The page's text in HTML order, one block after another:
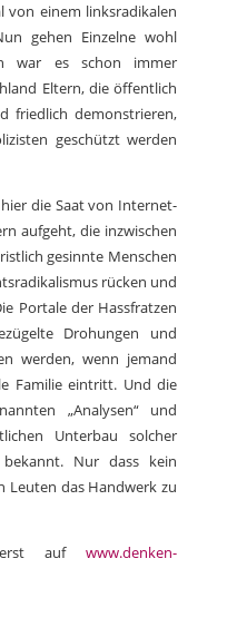
von einem linksradikalen
gehen Einzelne wohl
war es schon immer
Eltern, die öffentlich
friedlich demonstrieren,
geschützt werden
die Saat von Internet-
aufgeht, die inzwischen
gesinnte Menschen
rücken und
Portale der Hassfratzen
Drohungen und
werden, wenn jemand
Familie eintritt. Und die
„Analysen“ und
Unterbau solcher
Nur dass kein
Leuten das Handwerk zu
aufwww.denken-